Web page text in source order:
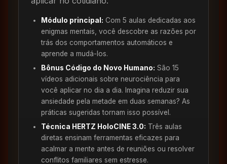
Módulo principal: Com 5 aulas dedicadas aos
enigmas mentais, você descobre as razões por
trás dos comportamentos automáticos e
aprende a mudá-los.
Bônus Código do Novo Humano: São 15
vídeos adicionais sobre neurociência para
você aplicar no dia a dia. Imagina reduzir sua
ansiedade pela metade em duas semanas? As
práticas sugeridas tornam isso possível.
Técnica HERTZ HoloCINE 3.0: Três aulas
diretas ensinam ferramentas eficazes para
acalmar a mente antes de reuniões ou resolver
conflitos familiares sem estresse.